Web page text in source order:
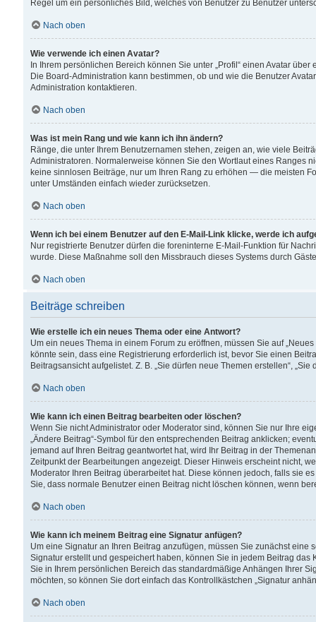
Regel um ein persönliches Bild, welches von Benutzer zu Benutzer
Nach oben
Wie verwende ich einen Avatar?
In Ihrem persönlichen Bereich können Sie unter „Profil“ einen Avatar
Die Board-Administration kann bestimmen, ob und wie die Benutzer
Administration kontaktieren.
Nach oben
Was ist mein Rang und wie kann ich ihn ändern?
Ränge, die unter Ihrem Benutzernamen stehen, zeigen an, wie viele
Administratoren. Normalerweise können Sie den Wortlaut eines Ranges
keine sinnlosen Beiträge, nur um Ihren Rang zu erhöhen — die meisten
unter Umständen einfach wieder zurücksetzen.
Nach oben
Wenn ich bei einem Benutzer auf den E-Mail-Link klicke, werde ich
Nur registrierte Benutzer dürfen die foreninterne E-Mail-Funktion für
wurde. Diese Maßnahme soll den Missbrauch dieses Systems durch
Nach oben
Beiträge schreiben
Wie erstelle ich ein neues Thema oder eine Antwort?
Um ein neues Thema in einem Forum zu eröffnen, müssen Sie auf
könnte sein, dass eine Registrierung erforderlich ist, bevor Sie einen
Beitragsansicht aufgelistet. Z. B. „Sie dürfen neue Themen erstellen“,
Nach oben
Wie kann ich einen Beitrag bearbeiten oder löschen?
Wenn Sie nicht Administrator oder Moderator sind, können Sie nur Ihre
„Ändere Beitrag“-Symbol für den entsprechenden Beitrag anklicken;
jemand auf Ihren Beitrag geantwortet hat, wird Ihr Beitrag in der
Zeitpunkt der Bearbeitungen angezeigt. Dieser Hinweis erscheint nicht,
Moderator Ihren Beitrag überarbeitet hat. Diese können jedoch, falls sie
Sie, dass normale Benutzer einen Beitrag nicht löschen können, wenn
Nach oben
Wie kann ich meinem Beitrag eine Signatur anfügen?
Um eine Signatur an Ihren Beitrag anzufügen, müssen Sie zunächst
Signatur erstellt und gespeichert haben, können Sie in jedem Beitrag
Sie in Ihrem persönlichen Bereich das standardmäßige Anhängen Ihrer
möchten, so können Sie dort einfach das Kontrollkästchen „Signatur
Nach oben